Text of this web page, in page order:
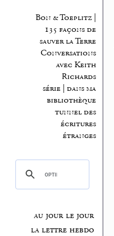
Bon & Toeplitz |
135 façons de
sauver la Terre
Conversations
avec Keith
Richards
série | dans ma
bibliothèque
tunnel des
écritures
étranges
au jour le jour
la lettre hebdo